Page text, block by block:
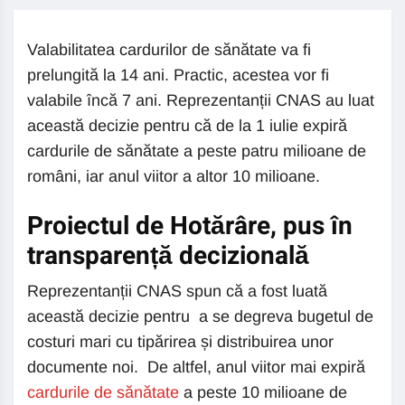
Valabilitatea cardurilor de sănătate va fi
prelungită la 14 ani. Practic, acestea vor fi
valabile încă 7 ani. Reprezentanții CNAS au luat
această decizie pentru că de la 1 iulie expiră
cardurile de sănătate a peste patru milioane de
români, iar anul viitor a altor 10 milioane.
Proiectul de Hotărâre, pus în
transparență decizională
Reprezentanții CNAS spun că a fost luată
această decizie pentru a se degreva bugetul de
costuri mari cu tipărirea și distribuirea unor
documente noi. De altfel, anul viitor mai expiră
cardurile de sănătate a peste 10 milioane de